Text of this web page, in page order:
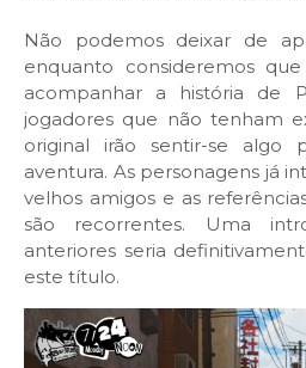
Não podemos deixar de
enquanto consideremos
acompanhar a história de
jogadores que não tenham
original irão sentir-se algo
aventura. As personagens já
velhos amigos e as
são recorrentes. Uma
anteriores seria
este título.